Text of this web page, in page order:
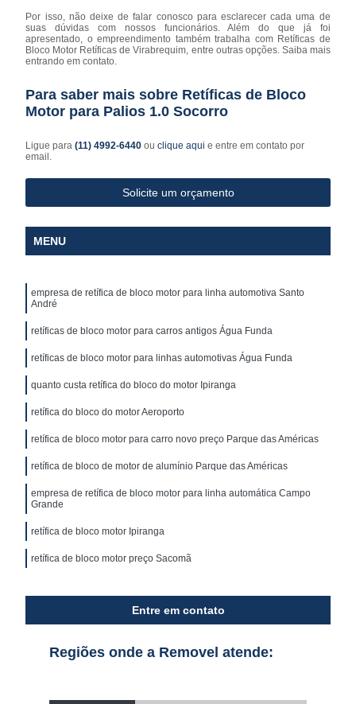
Por isso, não deixe de falar conosco para esclarecer cada uma de
suas dúvidas com nossos funcionários. Além do que já foi
apresentado, o empreendimento também trabalha com Retíficas de
Bloco Motor Retíficas de Virabrequim, entre outras opções. Saiba mais
entrando em contato.
Para saber mais sobre Retíficas de Bloco
Motor para Palios 1.0 Socorro
Ligue para(11) 4992-6440ouclique aqui e entre em contato por
email.
Solicite um orçamento
MENU
empresa de retífica de bloco motor para linha automotiva Santo
André
retíficas de bloco motor para carros antigos Água Funda
retíficas de bloco motor para linhas automotivas Água Funda
quanto custa retífica do bloco do motor Ipiranga
retífica do bloco do motor Aeroporto
retífica de bloco motor para carro novo preço Parque das Américas
retífica de bloco de motor de alumínio Parque das Américas
empresa de retífica de bloco motor para linha automática Campo
Grande
retífica de bloco motor Ipiranga
retífica de bloco motor preço Sacomã
Entre em contato
Regiões onde a Removel atende: